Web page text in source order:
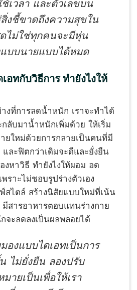
ช้เวลา และตัวเลขบน
งชี้ขาดถึงความสุขใน
ไม่ใช่ทุกคนจะมีหุ่น
บบนายแบบได้หมด
เอทกับวิธีการ ทำยังไงให้
งที่การลดน้ำหนัก เราจะทำได้
ลับมาน้ำหนักเพิ่มด้วย ให้เริ่ม
ยใหม่ด้วยการกลายเป็นคนที่มี
ละฟิตกว่าเดิมจะดีและยั่งยืน
งหาวิธี ทำยังไงให้ผอม อด
ราะไม่ชอบรูปร่างตัวเอง
สไตล์ สร้างนิสัยแบบใหม่ที่เน้น
สารอาหารตอบแทนร่างกาย
จะลดลงเป็นผลพลอยได้
องแบบไดเอทเป็นการ
ไม่ยั่งยืน ลองปรับ
มายเป็นเพื่อให้เรา